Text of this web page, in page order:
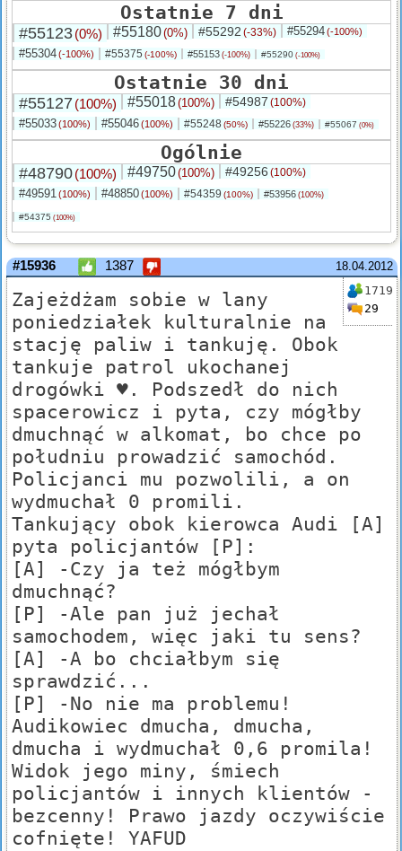
Ostatnie 7 dni
#55123(0%) #55180(0%) #55292 (-33%) #55294(-100%)
#55304(-100%) #55375 (-100%) #55153 (-100%) #55290 (-100%)
Ostatnie 30 dni
#55127 (100%) #55018(100%) #54987 (100%)
#55033(100%) #55046(100%) #55248 (50%) #55226 (33%) #55067 (0%)
Ogólnie
#48790(100%) #49750(100%) #49256 (100%)
#49591(100%) #48850(100%) #54359 (100%) #53956 (100%)
#54375 (100%)
18.04.2012
#15936 1387
1719
29
Zajeżdżam sobie w lany
poniedziałek kulturalnie na
stację paliw i tankuję. Obok
tankuje patrol ukochanej
drogówki ♥. Podszedł do nich
spacerowicz i pyta, czy mógłby
dmuchnąć w alkomat, bo chce po
południu prowadzić samochód.
Policjanci mu pozwolili, a on
wydmuchał 0 promili.
Tankujący obok kierowca Audi [A]
pyta policjantów [P]:
[A] -Czy ja też mógłbym
dmuchnąć?
[P] -Ale pan już jechał
samochodem, więc jaki tu sens?
[A] -A bo chciałbym się
sprawdzić...
[P] -No nie ma problemu!
Audikowiec dmucha, dmucha,
dmucha i wydmuchał 0,6 promila!
Widok jego miny, śmiech
policjantów i innych klientów -
bezcenny! Prawo jazdy oczywiście
cofnięte! YAFUD